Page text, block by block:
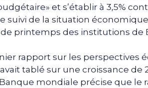
et s’établir à 3,5%
suivi de la situation
printemps des institutions de
rapport sur les perspectives
tablé sur une croissance de
mondiale précise que le